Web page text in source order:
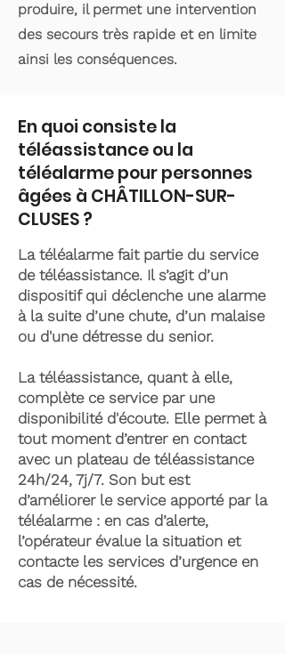
produire, il permet une intervention
des secours très rapide et en limite
ainsi les conséquences.
En quoi consiste la
téléassistance ou la
téléalarme pour personnes
âgées à CHÂTILLON-SUR-
CLUSES ?
La téléalarme fait partie du service
de téléassistance. Il s’agit d’un
dispositif qui déclenche une alarme
à la suite d’une chute, d’un malaise
ou d'une détresse du senior.
La téléassistance, quant à elle,
complète ce service par une
disponibilité d'écoute. Elle permet à
tout moment d’entrer en contact
avec un plateau de téléassistance
24h/24, 7j/7. Son but est
d’améliorer le service apporté par la
téléalarme : en cas d’alerte,
l’opérateur évalue la situation et
contacte les services d’urgence en
cas de nécessité.